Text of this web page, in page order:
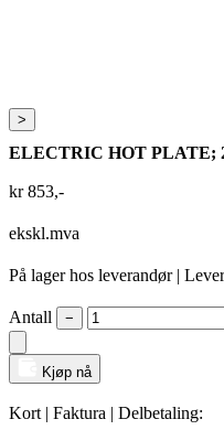
>
ELECTRIC HOT PLATE;
kr853,-
ekskl.mva
På lager hos leverandør |
Antall −
Kjøp nå
Kort | Faktura | Delbetaling: